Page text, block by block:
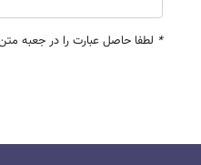
* لطفا حاصل عبارت را در جعبه متن